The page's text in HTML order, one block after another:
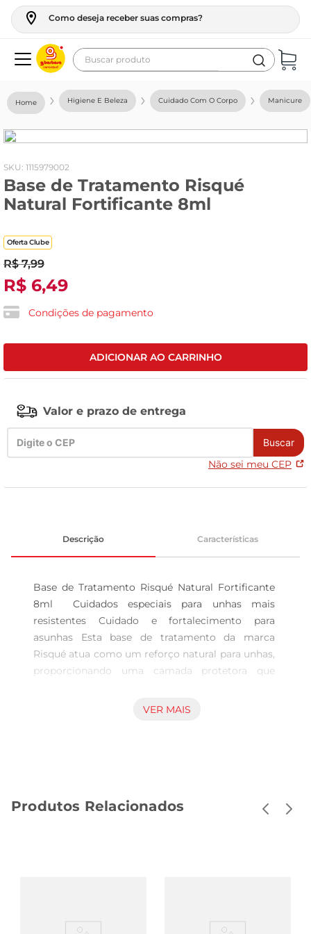
Como deseja receber suas compras?
Buscar produto
Higiene E Beleza Cuidado Com O Corpo Manicure
: 1115979002
Base de Tratamento Risqué
Natural Fortificante 8ml
Oferta Clube
R$ 7,99
R$ 6,49
Condições de pagamento
ADICIONAR AO CARRINHO
Valor e prazo de entrega
Buscar
Não sei meu CEP
Descrição Características
Base de Tratamento Risqué Natural Fortificante
8ml  Cuidados especiais para unhas mais
resistentes Cuidado e fortalecimento para
asunhas Esta base de tratamento da marca
Risqué atua como um reforço natural para unhas,
proporcionando uma camada protetora que
para quem busca manter as unhas com
ser aplicado antes do esmalte para aumentar a
manicure ou cuidados pessoais em
VER MAIS
Produtos Relacionados
geladeira
fogao
café
cerveja
frango
vinho
leite
tv